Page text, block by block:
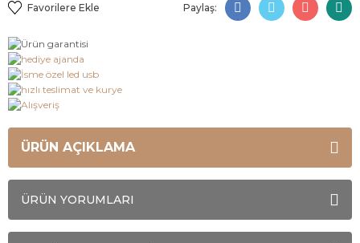
Paylaş:
ÜRÜN AÇIKLAMA
ÜRÜN YORUMLARI